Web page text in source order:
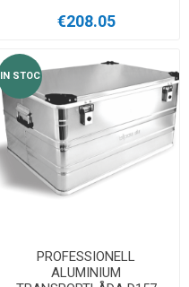
€208.05
IN STOC
PROFESSIONELL
ALUMINIUM